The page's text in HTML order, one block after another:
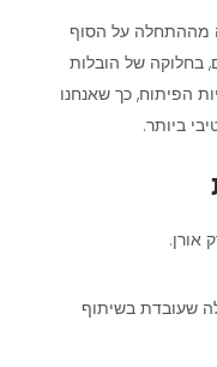
מההתחלה על הסוף
בחלוקה של הובלות
הפיתוח, כך שאנחנו
ביותר.
אורן.
שעובדת בשיתוף